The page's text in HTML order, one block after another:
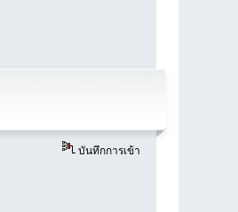
บันทึกการเข้า